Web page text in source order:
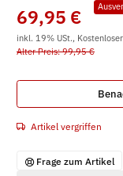
69,95 €
inkl. 19% USt., Kostenloser
Alter Preis: 99,95 €
Artikel vergriffen
Frage zum Artikel